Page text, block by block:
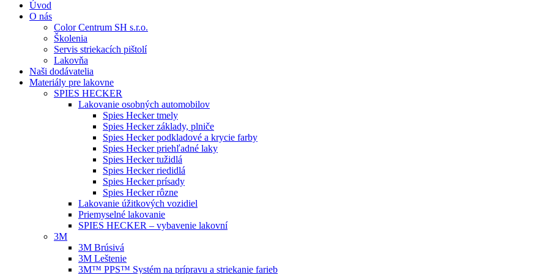
Úvod
O nás
Color Centrum SH s.r.o.
Školenia
Servis striekacích pištolí
Lakovňa
Naši dodávatelia
Materiály pre lakovne
SPIES HECKER
Lakovanie osobných automobilov
Spies Hecker tmely
Spies Hecker základy, plniče
Spies Hecker podkladové a krycie farby
Spies Hecker priehľadné laky
Spies Hecker tužidlá
Spies Hecker riedidlá
Spies Hecker prísady
Spies Hecker rôzne
Lakovanie úžitkových vozidiel
Priemyselné lakovanie
SPIES HECKER – vybavenie lakovní
3M
3M Brúsivá
3M Leštenie
3M™ PPS™ Systém na prípravu a striekanie farieb